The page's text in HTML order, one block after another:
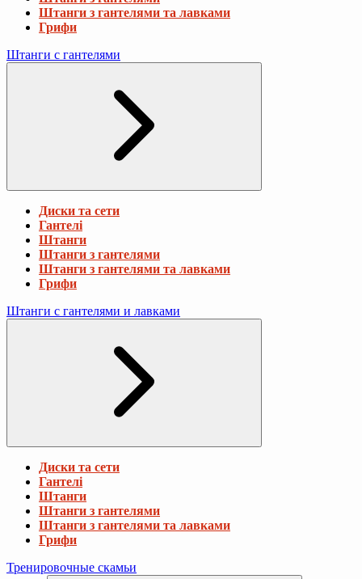
Штанги з гантелями та лавками
Грифи
Штанги с гантелями
Диски та сети
Гантелі
Штанги
Штанги з гантелями
Штанги з гантелями та лавками
Грифи
Штанги с гантелями и лавками
Диски та сети
Гантелі
Штанги
Штанги з гантелями
Штанги з гантелями та лавками
Грифи
Тренировочные скамьи